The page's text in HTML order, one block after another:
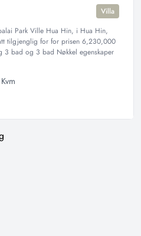
Villa
Park Ville Hua Hin, i Hua Hin,
tilgjenglig for for prisen 6,230,000
3 bad og 3 bad Nøkkel egenskaper